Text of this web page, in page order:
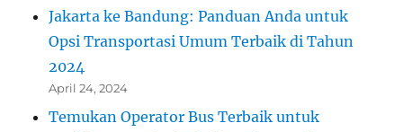
Jakarta ke Bandung: Panduan Anda untuk
Opsi Transportasi Umum Terbaik di Tahun
2024
April 24, 2024
Temukan Operator Bus Terbaik untuk